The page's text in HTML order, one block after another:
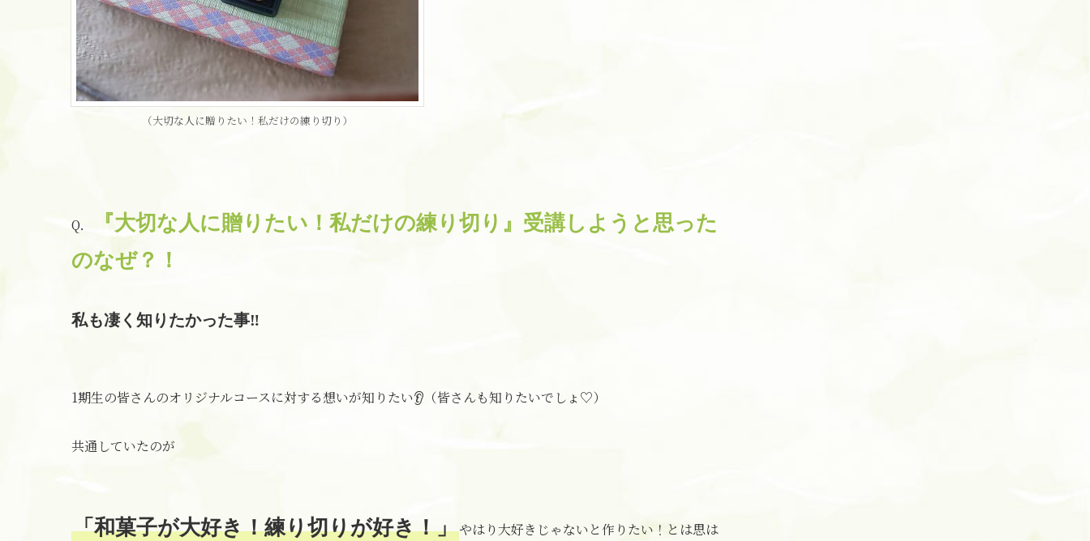
（大切な人に贈りたい！私だけの練り切り）
Q．
『大切な人に贈りたい！私だけの練り切り』受講しようと思った
のなぜ？！
私も凄く知りたかった事‼
1期生の皆さんのオリジナルコースに対する想いが知りたい👂（皆さんも知りたいでしょ♡）
共通していたのが
「和菓子が大好き！練り切りが好き！」やはり大好きじゃないと作りたい！とは思は